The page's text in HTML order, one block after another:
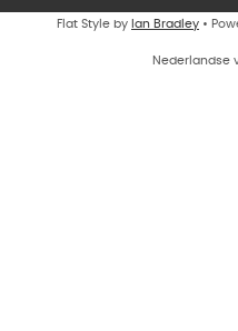
Flat Style by Ian Bradley •
Nederlandse